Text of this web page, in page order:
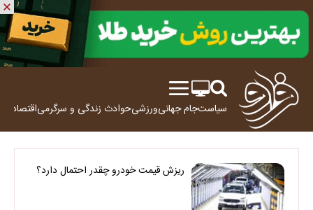
سیاستجام جهانیورزشیحوادث زندگی و سرگرمیاقتصاد
ریزش قیمت خودرو چقدر احتمال دارد؟